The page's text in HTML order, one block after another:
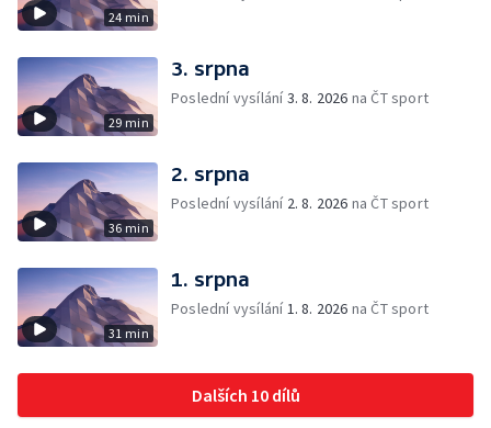
24 min
29 min
3. srpna
Poslední vysílání3. 8. 2026 na ČT sport
36 min
2. srpna
Poslední vysílání 2. 8. 2026 na ČT sport
31 min
1. srpna
Poslední vysílání1. 8. 2026 na ČT sport
Dalších 10 dílů